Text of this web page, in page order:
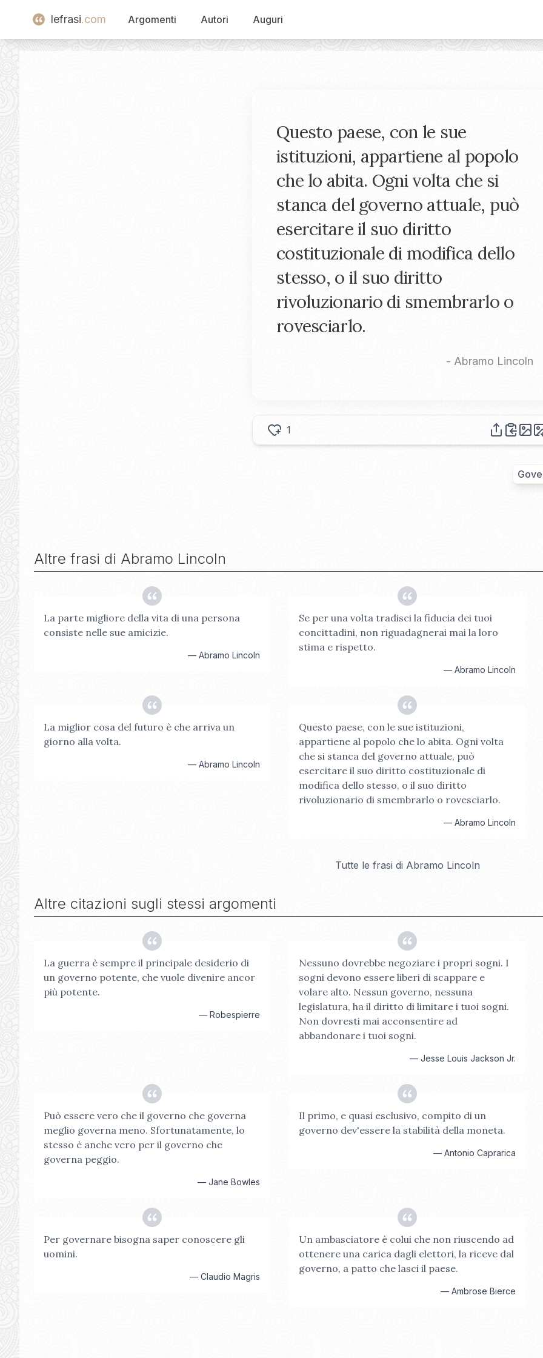
lefrasi.com Argomenti Autori Auguri
Questo paese, con le sue
istituzioni, appartiene al popolo
che lo abita. Ogni volta che si
stanca del governo attuale, può
esercitare il suo diritto
costituzionale di modifica dello
stesso, o il suo diritto
rivoluzionario di smembrarlo o
rovesciarlo.
- Abramo Lincoln
1
Altre frasi di Abramo Lincoln
La parte migliore della vita di una persona
consiste nelle sue amicizie.
—Abramo Lincoln
Se per una volta tradisci la fiducia dei tuoi
concittadini, non riguadagnerai mai la loro
stima e rispetto.
— Abramo Lincoln
La miglior cosa del futuro è che arriva un
giorno alla volta.
—Abramo Lincoln
Questo paese, con le sue istituzioni,
appartiene al popolo che lo abita. Ogni volta
che si stanca del governo attuale, può
esercitare il suo diritto costituzionale di
modifica dello stesso, o il suo diritto
rivoluzionario di smembrarlo o rovesciarlo.
— Abramo Lincoln
Tutte le frasi di Abramo Lincoln
Altre citazioni sugli stessi argomenti
La guerra è sempre il principale desiderio di
un governo potente, che vuole divenire ancor
più potente.
—Robespierre
Nessuno dovrebbe negoziare i propri sogni. I
sogni devono essere liberi di scappare e
volare alto. Nessun governo, nessuna
legislatura, ha il diritto di limitare i tuoi sogni.
Non dovresti mai acconsentire ad
abbandonare i tuoi sogni.
— Jesse Louis Jackson Jr.
Può essere vero che il governo che governa
meglio governa meno. Sfortunatamente, lo
stesso è anche vero per il governo che
governa peggio.
—Jane Bowles
Il primo, e quasi esclusivo, compito di un
governo dev'essere la stabilità della moneta.
— Antonio Caprarica
Per governare bisogna saper conoscere gli
uomini.
—Claudio Magris
Un ambasciatore è colui che non riuscendo ad
ottenere una carica dagli elettori, la riceve dal
governo, a patto che lasci il paese.
— Ambrose Bierce